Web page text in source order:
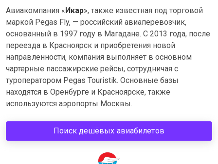
Авиакомпания «Икар», также известная под торговой
маркой Pegas Fly, — российский авиаперевозчик,
основанный в 1997 году в Магадане. С 2013 года, после
переезда в Красноярск и приобретения новой
направленности, компания выполняет в основном
чартерные пассажирские рейсы, сотрудничая с
туроператором Pegas Touristik. Основные базы
находятся в Оренбурге и Красноярске, также
используются аэропорты Москвы.
Поиск дешёвых авиабилетов